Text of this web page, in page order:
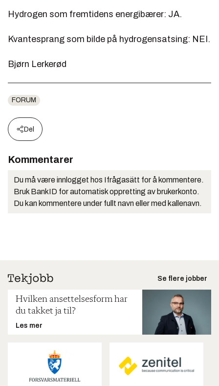
Hydrogen som fremtidens energibærer: JA.
Kvantesprang som bilde på hydrogensatsing: NEI.
Bjørn Lerkerød
FORUM
Del
Kommentarer
Du må være innlogget hos Ifrågasätt for å kommentere.
Bruk BankID for automatisk oppretting av brukerkonto.
Du kan kommentere under fullt navn eller med kallenavn.
Se flere jobber
Hvilken ansettelsesform har
du takket ja til?
Les mer